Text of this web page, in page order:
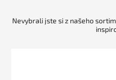
Nevybrali jste si z našeho